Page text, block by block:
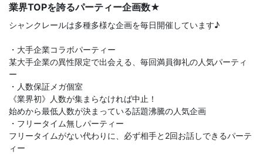
業界TOPを誇るパーティー企画数★
シャンクレールは多種多様な企画を毎日開催しています♪
・大手企業コラボパーティー
某大手企業の異性限定で出会える、毎回満員御礼の人気パーティ
ー
・人数保証メガ個室
《業界初》人数が集まらなければ中止！
始めから最低人数が決まっている話題沸騰の人気企画
・フリータイム無しパーティー
フリータイムがない代わりに、必ず相手と2回お話しできるパーテ
ィー